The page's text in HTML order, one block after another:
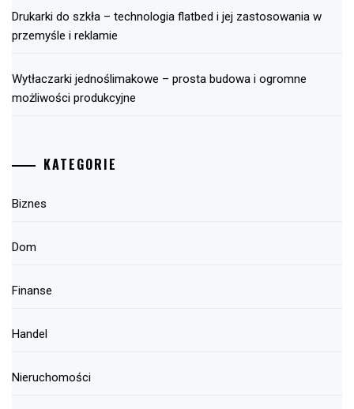
Drukarki do szkła – technologia flatbed i jej zastosowania w
przemyśle i reklamie
Wytłaczarki jednoślimakowe – prosta budowa i ogromne
możliwości produkcyjne
KATEGORIE
Biznes
Dom
Finanse
Handel
Nieruchomości